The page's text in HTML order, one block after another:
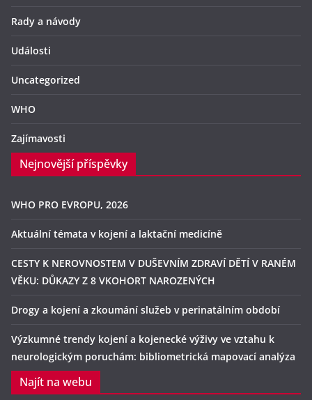
Rady a návody
Události
Uncategorized
WHO
Zajímavosti
Nejnovější příspěvky
WHO PRO EVROPU, 2026
Aktuální témata v kojení a laktační medicíně
CESTY K NEROVNOSTEM V DUŠEVNÍM ZDRAVÍ DĚTÍ V RANÉM
VĚKU: DŮKAZY Z 8 VKOHORT NAROZENÝCH
Drogy a kojení a zkoumání služeb v perinatálním období
Výzkumné trendy kojení a kojenecké výživy ve vztahu k
neurologickým poruchám: bibliometrická mapovací analýza
Najít na webu